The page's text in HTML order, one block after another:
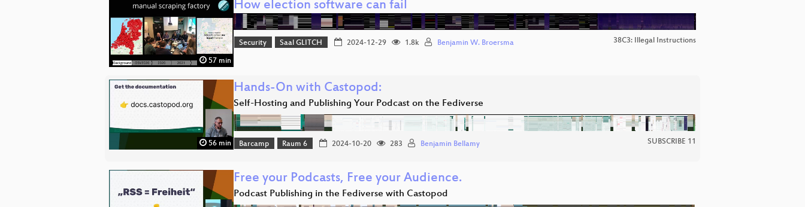
57 min
How election software can fail
Security Saal GLITCH 2024-12-29 1.8k Benjamin W. Broersma 38C3: Illegal Instructions
56 min
Hands-On with Castopod:
Self-Hosting and Publishing Your Podcast on the Fediverse
Barcamp Raum 6 2024-10-20 283 Benjamin Bellamy SUBSCRIBE 11
Free your Podcasts, Free your Audience.
Podcast Publishing in the Fediverse with Castopod